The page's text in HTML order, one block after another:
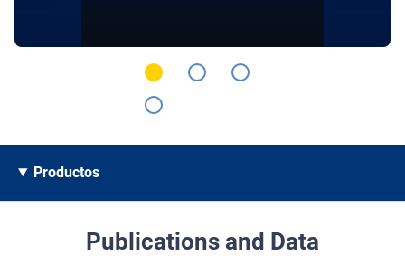
Productos
Publications and Data